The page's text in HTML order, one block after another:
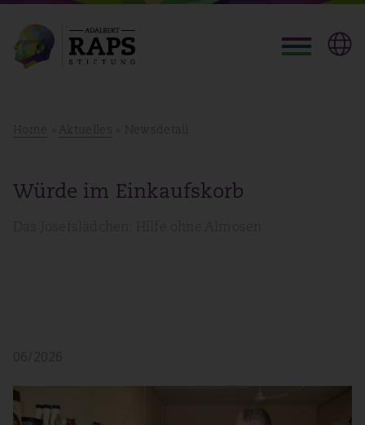
Home Aktuelles » Newsdetail
Würde im Einkaufskorb